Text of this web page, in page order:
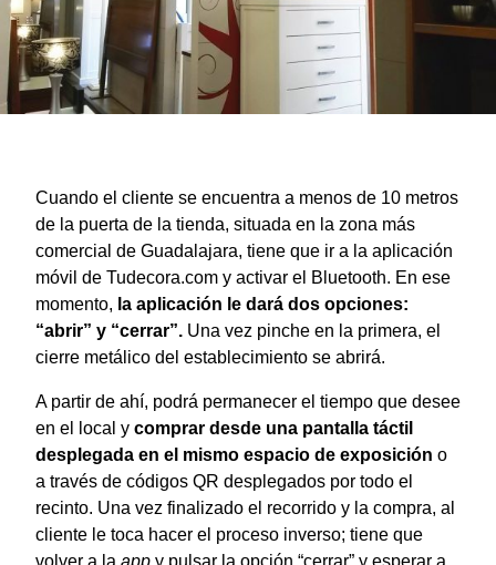
Cuando el cliente se encuentra a menos de 10 metros
de la puerta de la tienda, situada en la zona más
comercial de Guadalajara, tiene que ir a la aplicación
móvil de Tudecora.com y activar el Bluetooth. En ese
momento, la aplicación le dará dos opciones:
“abrir” y “cerrar”. Una vez pinche en la primera, el
cierre metálico del establecimiento se abrirá.
A partir de ahí, podrá permanecer el tiempo que desee
en el local y comprar desde una pantalla táctil
desplegada en el mismo espacio de exposición o
a través de códigos QR desplegados por todo el
recinto. Una vez finalizado el recorrido y la compra, al
cliente le toca hacer el proceso inverso; tiene que